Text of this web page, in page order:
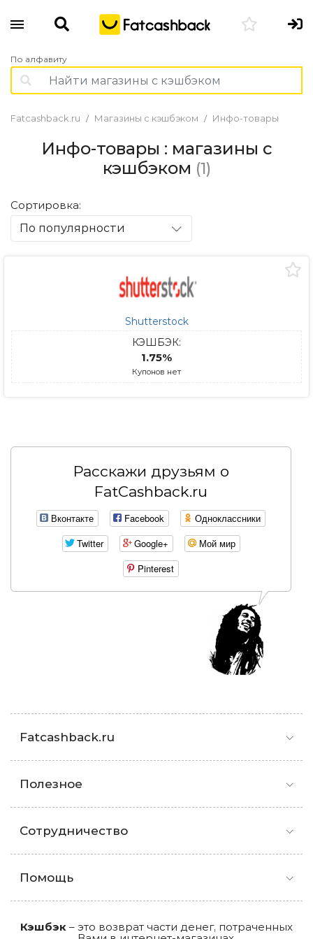
По алфавиту
Fatcashback.ru Магазины с кэшбэком Инфо-товары
Инфо-товары : магазины с
кэшбэком (1)
Сортировка:
По популярности
Shutterstock
КЭШБЭК:
1.75%
Купонов нет
Расскажи друзьям о
FatCashback.ru
Вконтакте Facebook
Одноклассники
Twitter
Google+
Мой мир
Pinterest
Fatcashback.ru
Полезное
Сотрудничество
Помощь
Кэшбэк – это возврат части денег, потраченных